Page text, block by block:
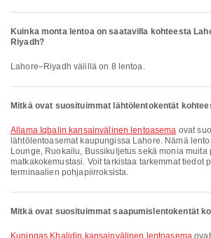
Kuinka monta lentoa on saatavilla kohteesta
Riyadh?
Lahore–Riyadh välillä on 8 lentoa.
Mitkä ovat suosituimmat lähtölentokentät
Allama Iqbalin kansainvälinen lentoasema ovat
lähtölentoasemat kaupungissa Lahore. Nämä
Lounge, Ruokailu, Bussikuljetus sekä monia
matkakokemustasi. Voit tarkistaa tarkemmat tiedot
terminaalien pohjapiirroksista.
Mitkä ovat suosituimmat saapumislentokentät
Kuningas Khalidin kansainvälinen lentoasema